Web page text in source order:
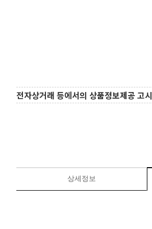
전자상거래 등에서의 상품정보제공 고시
상세정보